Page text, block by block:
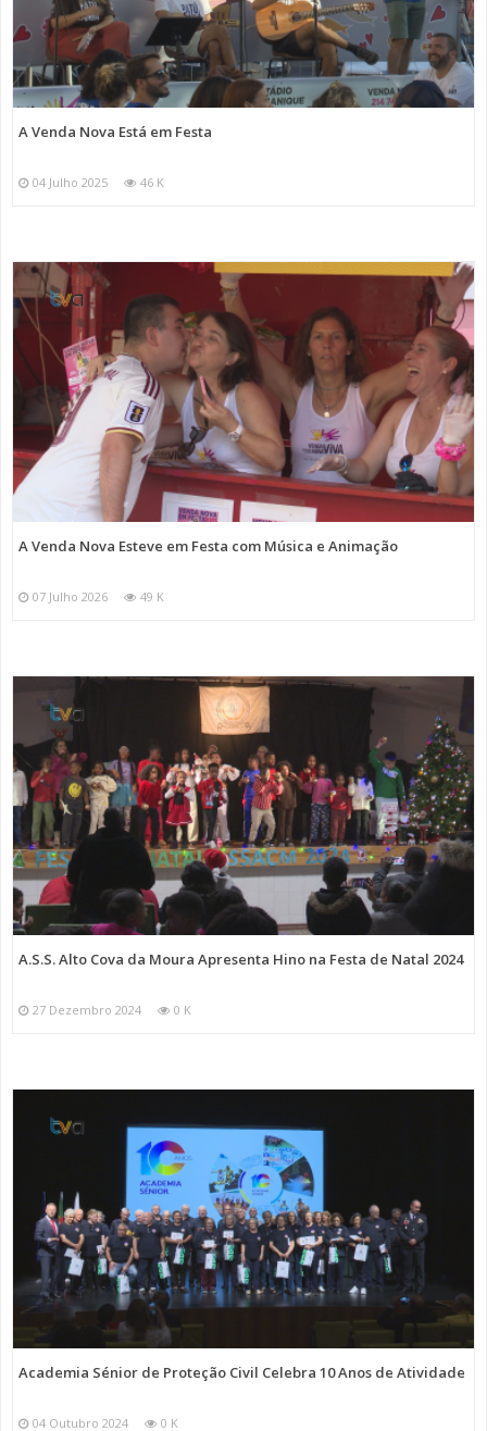
A Venda Nova Está em Festa
04 Julho 2025 46 K
A Venda Nova Esteve em Festa com Música e Animação
07 Julho 2026 49 K
A.S.S. Alto Cova da Moura Apresenta Hino na Festa de Natal 2024
27 Dezembro 2024 0 K
Academia Sénior de Proteção Civil Celebra 10 Anos de Atividade
04 Outubro 2024 0 K